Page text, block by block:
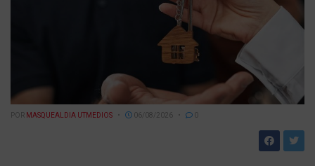
POR MASQUEALDIA UTMEDIOS 06/08/2026 0